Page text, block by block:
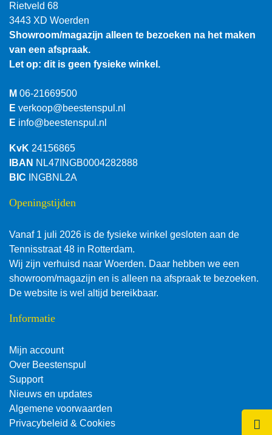
Rietveld 68
3443 XD Woerden
Showroom/magazijn alleen te bezoeken na het maken
van een afspraak.
Let op: dit is geen fysieke winkel.
M 06-21669500
E verkoop@beestenspul.nl
E info@beestenspul.nl
KvK 24156865
IBAN NL47INGB0004282888
BIC INGBNL2A
Openingstijden
Vanaf 1 juli 2026 is de fysieke winkel gesloten aan de
Tennisstraat 48 in Rotterdam.
Wij zijn verhuisd naar Woerden. Daar hebben we een
showroom/magazijn en is alleen na afspraak te bezoeken.
De website is wel altijd bereikbaar.
Informatie
Mijn account
Over Beestenspul
Support
Nieuws en updates
Algemene voorwaarden
Privacybeleid & Cookies